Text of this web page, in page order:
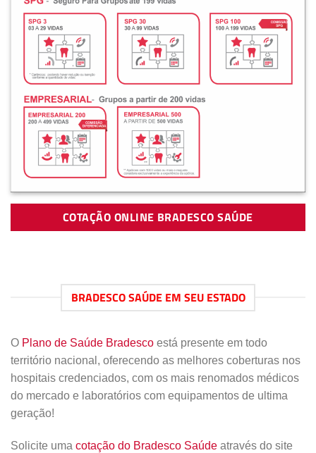
COTAÇÃO ONLINE BRADESCO SAÚDE
BRADESCO SAÚDE EM SEU ESTADO
O Plano de Saúde Bradesco está presente em todo
território nacional, oferecendo as melhores coberturas nos
hospitais credenciados, com os mais renomados médicos
do mercado e laboratórios com equipamentos de ultima
geração!
Solicite uma cotação do Bradesco Saúde através do site